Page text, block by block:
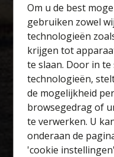
Om u de best
gebruiken zowel
technologieën
krijgen tot
te slaan. Door in
technologieën,
de mogelijkheid
browsegedrag of
te verwerken. U
onderaan de
'cookie